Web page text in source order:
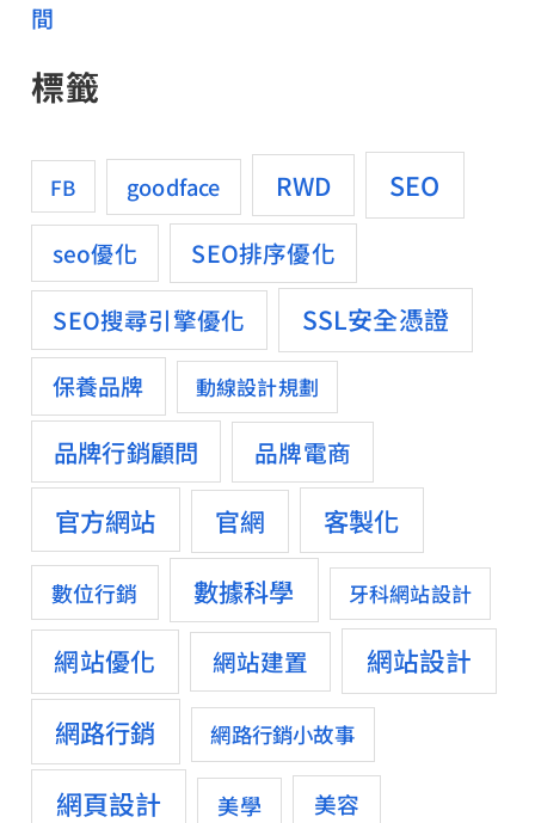
間
標籤
FB goodface RWD SEO
seo優化
SEO排序優化
SEO搜尋引擎優化
SSL安全憑證
保養品牌 動線設計規劃
品牌行銷顧問 品牌電商
官方網站 官網 客製化
數位行銷 數據科學 牙科網站設計
網站優化 網站建置
網站設計
網路行銷
網路行銷小故事
網頁設計 美學 美容